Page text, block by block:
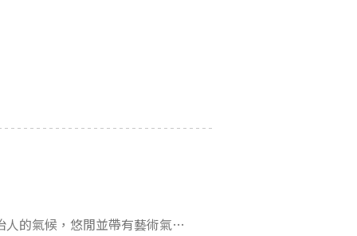
布萊頓Brighton是英國人的渡假勝地，有著美麗的海灘和怡人的氣候，悠閒並帶有藝術氣息，